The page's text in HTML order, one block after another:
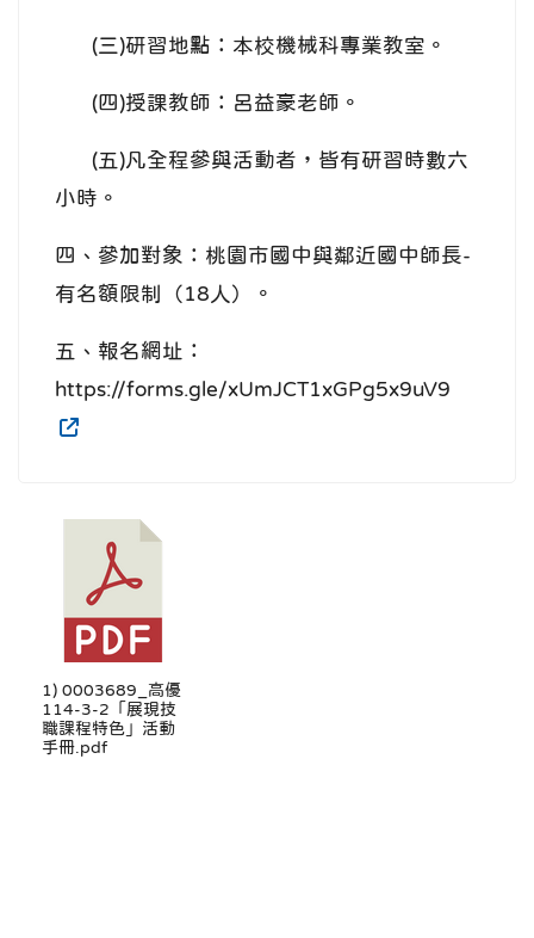
(三)研習地點：本校機械科專業教室。
(四)授課教師：呂益豪老師。
(五)凡全程參與活動者，皆有研習時數六
小時。
四、參加對象：桃園市國中與鄰近國中師長-
有名額限制（18人）。
五、報名網址：
https://forms.gle/xUmJCT1xGPg5x9uV9
1) 0003689_高優
114-3-2「展現技
職課程特色」活動
手冊.pdf